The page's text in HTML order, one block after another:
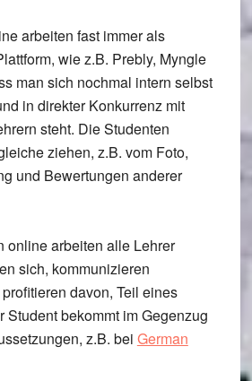
arbeiten fast immer als
wie z.B. Prebly, Myngle
man sich nochmal intern selbst
in direkter Konkurrenz mit
steht. Die Studenten
ziehen, z.B. vom Foto,
und Bewertungen anderer
online arbeiten alle Lehrer
sich, kommunizieren
davon, Teil eines
Student bekommt im Gegenzug
z.B. bei German